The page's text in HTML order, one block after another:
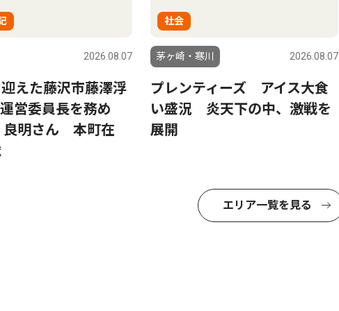
2026.08.07
えた藤沢市藤澤浮
営委員長を務め
明さん 本町在
社会
茅ヶ崎・寒川 2026.08.07
プレンティーズ アイス大食
い盛況 炎天下の中、激戦を
展開
エリア一覧を見る